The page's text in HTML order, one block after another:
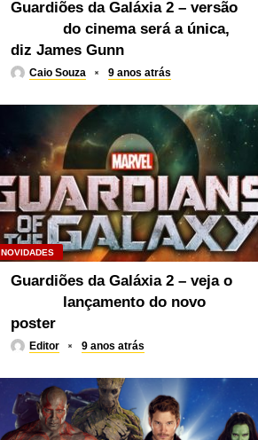
Guardiões da Galáxia 2 – versão
do cinema será a única,
diz James Gunn
Caio Souza 9 anos atrás
NOVIDADES
Guardiões da Galáxia 2 – veja o
lançamento do novo
poster
Editor 9 anos atrás